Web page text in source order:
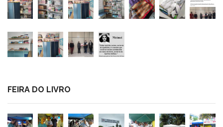
FEIRA DO LIVRO